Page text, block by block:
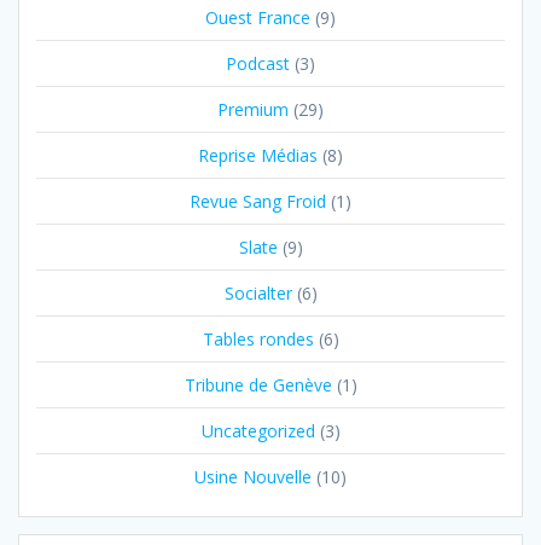
Ouest France (9)
Podcast (3)
Premium (29)
Reprise Médias (8)
Revue Sang Froid (1)
Slate (9)
Socialter(6)
Tables rondes (6)
Tribune de Genève (1)
Uncategorized (3)
Usine Nouvelle (10)